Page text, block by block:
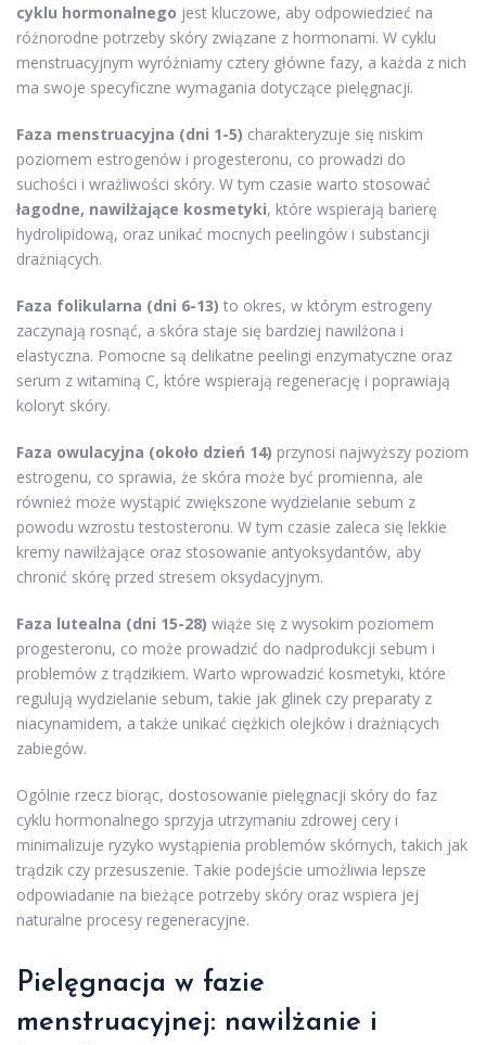
cyklu hormonalnego jest kluczowe, aby odpowiedzieć na
różnorodne potrzeby skóry związane z hormonami. W cyklu
menstruacyjnym wyróżniamy cztery główne fazy, a każda z nich
ma swoje specyficzne wymagania dotyczące pielęgnacji.
Faza menstruacyjna (dni 1-5) charakteryzuje się niskim
poziomem estrogenów i progesteronu, co prowadzi do
suchości i wrażliwości skóry. W tym czasie warto stosować
łagodne, nawilżające kosmetyki, które wspierają barierę
hydrolipidową, oraz unikać mocnych peelingów i substancji
drażniących.
Faza folikularna (dni 6-13) to okres, w którym estrogeny
zaczynają rosnąć, a skóra staje się bardziej nawilżona i
elastyczna. Pomocne są delikatne peelingi enzymatyczne oraz
serum z witaminą C, które wspierają regenerację i poprawiają
koloryt skóry.
Faza owulacyjna (około dzień 14) przynosi najwyższy poziom
estrogenu, co sprawia, że skóra może być promienna, ale
również może wystąpić zwiększone wydzielanie sebum z
powodu wzrostu testosteronu. W tym czasie zaleca się lekkie
kremy nawilżające oraz stosowanie antyoksydantów, aby
chronić skórę przed stresem oksydacyjnym.
Faza lutealna (dni 15-28) wiąże się z wysokim poziomem
progesteronu, co może prowadzić do nadprodukcji sebum i
problemów z trądzikiem. Warto wprowadzić kosmetyki, które
regulują wydzielanie sebum, takie jak glinek czy preparaty z
niacynamidem, a także unikać ciężkich olejków i drażniących
zabiegów.
Ogólnie rzecz biorąc, dostosowanie pielęgnacji skóry do faz
cyklu hormonalnego sprzyja utrzymaniu zdrowej cery i
minimalizuje ryzyko wystąpienia problemów skórnych, takich jak
trądzik czy przesuszenie. Takie podejście umożliwia lepsze
odpowiadanie na bieżące potrzeby skóry oraz wspiera jej
naturalne procesy regeneracyjne.
Pielęgnacja w fazie
menstruacyjnej: nawilżanie i